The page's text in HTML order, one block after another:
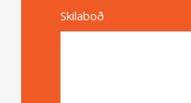
Skilaboð